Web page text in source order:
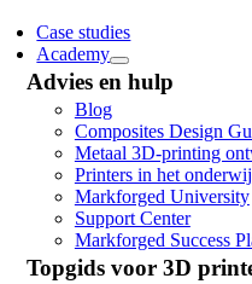
Case studies
Academy
Advies en hulp
Blog
Composites Design
Metaal 3D-printing
Printers in het
Markforged University
Support Center
Markforged Success
Topgids voor 3D